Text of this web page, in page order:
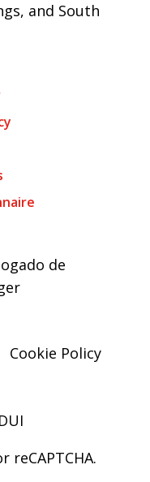
and South
de
Cookie Policy
DUI